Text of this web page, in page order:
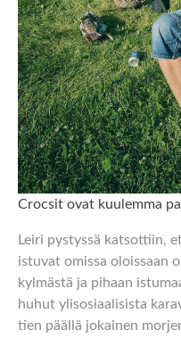
Crocsit ovat kuulemma
Leiri pystyssä katsottiin,
istuvat omissa oloissaan
kylmästä ja pihaan
huhut ylisosiaalisista
tien päällä jokainen